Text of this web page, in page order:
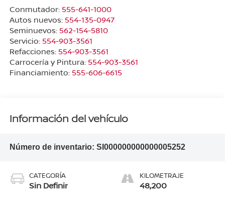
Conmutador: 555-641-1000
Autos nuevos: 554-135-0947
Seminuevos: 562-154-5810
Servicio: 554-903-3561
Refacciones: 554-903-3561
Carrocería y Pintura: 554-903-3561
Financiamiento: 555-606-6615
Información del vehículo
Número de inventario: SI000000000000005252
CATEGORÍA
Sin Definir
KILOMETRAJE
48,200